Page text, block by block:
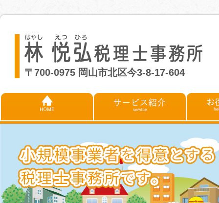
〒700-0975 岡山市北区今3-8-17-604